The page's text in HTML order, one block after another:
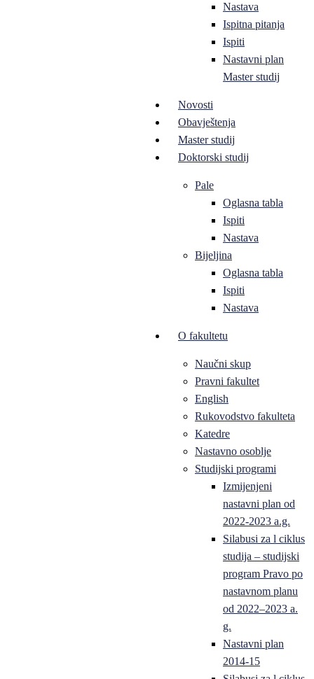
Nastava
Ispitna pitanja
Ispiti
Nastavni plan
Master studij
Novosti
Obavještenja
Master studij
Doktorski studij
Pale
Oglasna tabla
Ispiti
Nastava
Bijeljina
Oglasna tabla
Ispiti
Nastava
O fakultetu
Naučni skup
Pravni fakultet
English
Rukovodstvo fakulteta
Katedre
Nastavno osoblje
Studijski programi
Izmijenjeni
nastavni plan od
2022-2023 a.g.
Silabusi za l ciklus
studija – studijski
program Pravo po
nastavnom planu
od 2022–2023 a.
g.
Nastavni plan
2014-15